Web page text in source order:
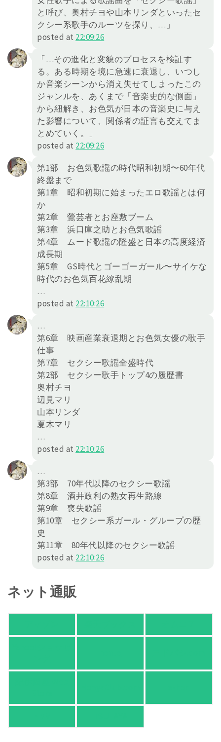
と呼び、奥村チヨや山本リンダといったセ
クシー系歌手のルーツを探り、…」
posted at 22:09:26
「…その進化と変貌のプロセスを検証す
る。ある時期を境に急速に衰退し、いつし
か音楽シーンから消え失せてしまったこの
ジャンルを、あくまで「音楽史的な側面」
から紐解き、お色気が日本の音楽史に与え
た影響について、関係者の証言も交えてま
とめていく。」
posted at 22:09:26
第1部 お色気歌謡の時代昭和初期〜60年代
終盤まで
第1章 昭和初期に始まったエロ歌謡とは何
か
第2章 鶯芸者とお座敷ブーム
第3章 浜口庫之助とお色気歌謡
第4章 ムード歌謡の隆盛と日本の高度経済
成長期
第5章 GS時代とゴーゴーガール〜サイケな
時代のお色気百花繚乱期
…
posted at 22:10:26
…
第6章 映画産業衰退期とお色気女優の歌手
仕事
第7章 セクシー歌謡全盛時代
第2部 セクシー歌手トップ4の履歴書
奥村チヨ
辺見マリ
山本リンダ
夏木マリ
…
posted at 22:10:26
…
第3部 70年代以降のセクシー歌謡
第8章 酒井政利の熟女再生路線
第9章 喪失歌謡
第10章 セクシー系ガール・グループの歴
史
第11章 80年代以降のセクシー歌謡
posted at 22:10:26
ネット通販